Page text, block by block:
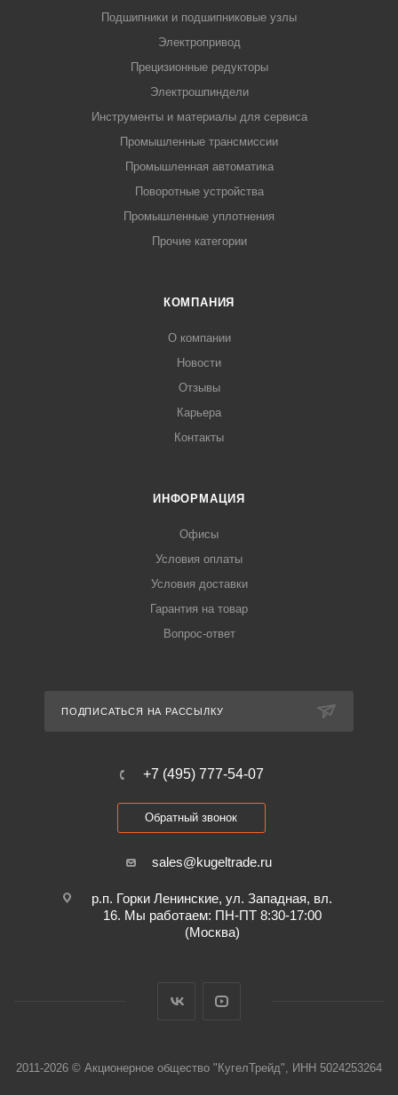
Подшипники и подшипниковые узлы
Электропривод
Прецизионные редукторы
Электрошпиндели
Инструменты и материалы для сервиса
Промышленные трансмиссии
Промышленная автоматика
Поворотные устройства
Промышленные уплотнения
Прочие категории
КОМПАНИЯ
О компании
Новости
Отзывы
Карьера
Контакты
ИНФОРМАЦИЯ
Офисы
Условия оплаты
Условия доставки
Гарантия на товар
Вопрос-ответ
ПОДПИСАТЬСЯ НА РАССЫЛКУ
+7 (495) 777-54-07
Обратный звонок
sales@kugeltrade.ru
р.п. Горки Ленинские, ул. Западная, вл.
16. Мы работаем: ПН-ПТ 8:30-17:00
(Москва)
2011-2026 © Акционерное общество "КугелТрейд", ИНН 5024253264